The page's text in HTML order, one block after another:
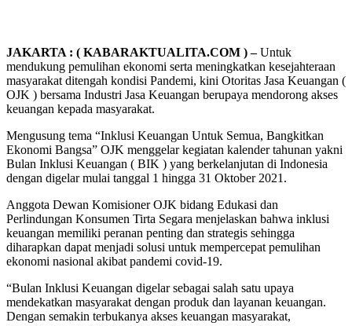
JAKARTA : ( KABARAKTUALITA.COM ) –Untuk
mendukung pemulihan ekonomi serta meningkatkan kesejahteraan
masyarakat ditengah kondisi Pandemi, kini Otoritas Jasa Keuangan (
OJK ) bersama Industri Jasa Keuangan berupaya mendorong akses
keuangan kepada masyarakat.
Mengusung tema “Inklusi Keuangan Untuk Semua, Bangkitkan
Ekonomi Bangsa” OJK menggelar kegiatan kalender tahunan yakni
Bulan Inklusi Keuangan ( BIK ) yang berkelanjutan di Indonesia
dengan digelar mulai tanggal 1 hingga 31 Oktober 2021.
Anggota Dewan Komisioner OJK bidang Edukasi dan
Perlindungan Konsumen Tirta Segara menjelaskan bahwa inklusi
keuangan memiliki peranan penting dan strategis sehingga
diharapkan dapat menjadi solusi untuk mempercepat pemulihan
ekonomi nasional akibat pandemi covid-19.
“Bulan Inklusi Keuangan digelar sebagai salah satu upaya
mendekatkan masyarakat dengan produk dan layanan keuangan.
Dengan semakin terbukanya akses keuangan masyarakat,